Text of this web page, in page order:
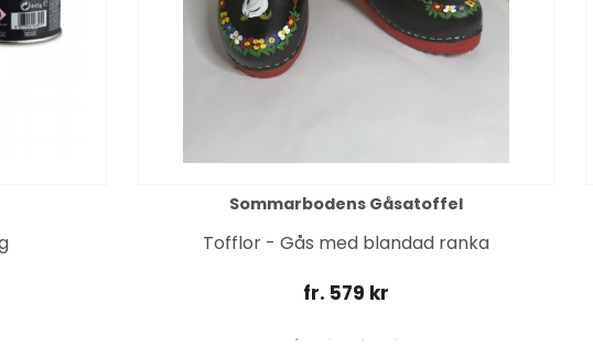
Sommarbodens Gåsatoffel
Tofflor - Gås med blandad ranka
fr. 579 kr